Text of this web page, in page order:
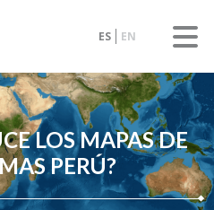
ES EN
LOS MAPAS DE
PERÚ?